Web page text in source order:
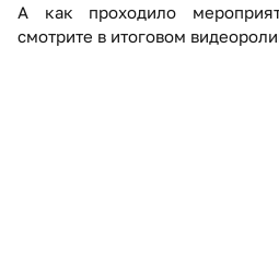
А как проходило
смотрите в итоговом